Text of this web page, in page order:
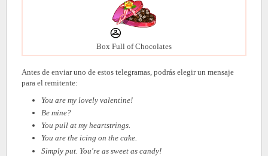
Box Full of Chocolates
Antes de enviar uno de estos telegramas, podrás elegir un mensaje
para el remitente:
You are my lovely valentine!
Be mine?
You pull at my heartstrings.
You are the icing on the cake.
Simply put. You're as sweet as candy!